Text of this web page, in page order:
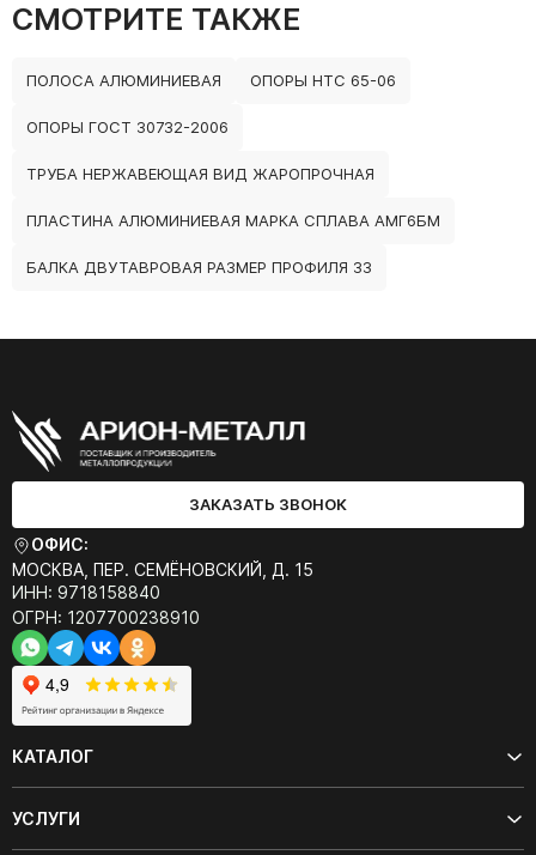
СМОТРИТЕ ТАКЖЕ
ПОЛОСА АЛЮМИНИЕВАЯ ОПОРЫ НТС 65-06
ОПОРЫ ГОСТ 30732-2006
ТРУБА НЕРЖАВЕЮЩАЯ ВИД ЖАРОПРОЧНАЯ
ПЛАСТИНА АЛЮМИНИЕВАЯ МАРКА СПЛАВА АМГ6БМ
БАЛКА ДВУТАВРОВАЯ РАЗМЕР ПРОФИЛЯ 33
ЗАКАЗАТЬ ЗВОНОК
ОФИС:
МОСКВА, ПЕР. СЕМЁНОВСКИЙ, Д. 15
ИНН: 9718158840
ОГРН: 1207700238910
КАТАЛОГ
УСЛУГИ